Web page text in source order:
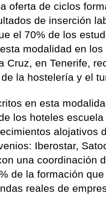
oferta de ciclos
de inserción
el 70% de los
modalidad en
Cruz, en Tenerife,
la hostelería y el
en esta
los hoteles
alojativos
Iberostar,
una coordinación
de la formación
reales de